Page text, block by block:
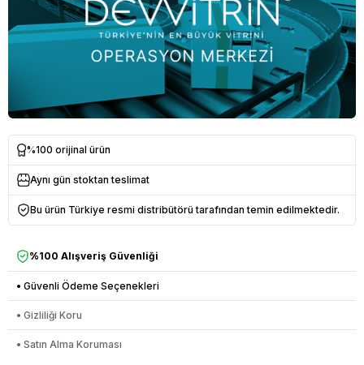
%100 orijinal ürün
Aynı gün stoktan teslimat
Bu ürün Türkiye resmi distribütörü tarafından temin edilmektedir.
%100 Alışveriş Güvenliği
• Güvenli Ödeme Seçenekleri
• Gizliliği Koru
• Satın Alma Koruması